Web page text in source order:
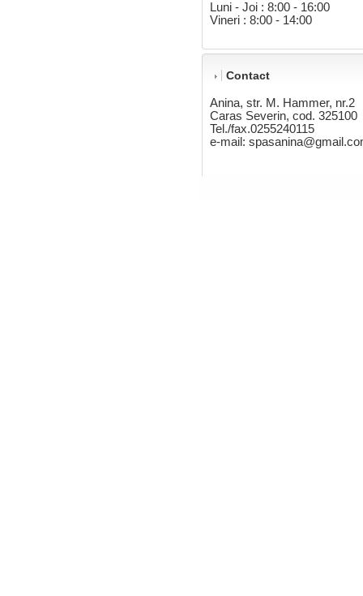
Luni - Joi : 8:00 - 16:00
Vineri : 8:00 - 14:00
Contact
Anina, str. M. Hammer, nr.2
Caras Severin, cod. 325100
Tel./fax.0255240115
e-mail: